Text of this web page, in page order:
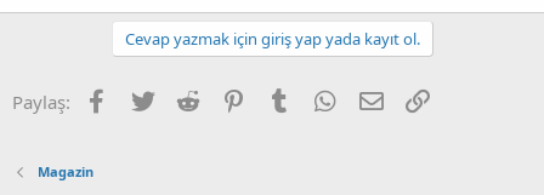
Cevap yazmak için giriş yap yada kayıt ol.
Paylaş: Facebook
Twitter Reddit PinterestTumblr WhatsApp
E-posta
Magazin